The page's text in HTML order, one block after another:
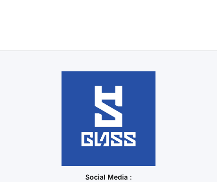
Social Media :